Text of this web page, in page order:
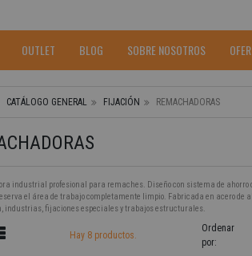
OUTLET BLOG SOBRE NOSOTROS
CATÁLOGO GENERAL FIJACIÓN REMACHADORAS
industrial profesional para remaches. Diseño con sistema de ahorro
el área de trabajo completamente limpio. Fabricada en acero
industrias, fijaciones especiales y trabajos estructurales.
Hay 8 productos.
Ordenar
por: